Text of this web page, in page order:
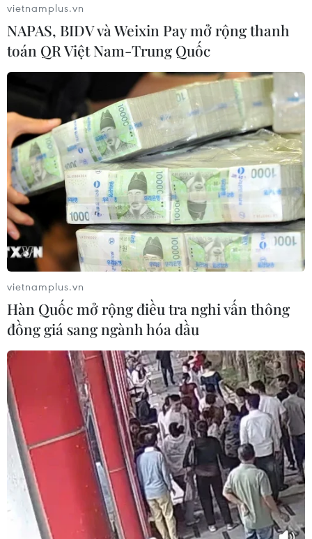
TIN CÙNG CHUYÊN MỤC
Lâm Đồng vào cao điểm vụ cá Nam,
ngư dân phấn khởi vươn khơi
06/08/2026 09:06
Giá dầu tăng khi nhà đầu tư thận
vietnamplus.vn
NAPAS, BIDV và Weixin Pay mở rộng thanh
toán QR Việt Nam-Trung Quốc
vietnamplus.vn
Hàn Quốc mở rộng điều tra nghi vấn thông
đồng giá sang ngành hóa dầu